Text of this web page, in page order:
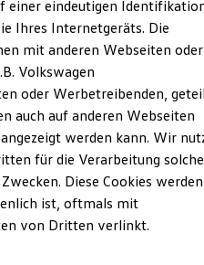
und Updates
Ihrem ID.
07:00 -18:00 Uhr
07:00 13:00
Uhr
Geschlossen
einer eindeutigen
Ihres Internetgeräts. Die
mit anderen Webseiten oder
Volkswagen
oder Werbetreibenden,
auch auf anderen Webseiten
werden kann. Wir
für die Verarbeitung
Diese Cookies
ist, oftmals mit
von Dritten verlinkt.